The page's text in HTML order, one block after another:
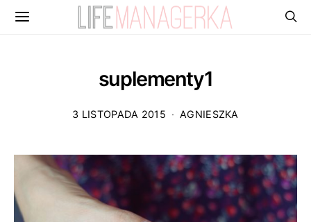
suplementy1
3 LISTOPADA 2015 AGNIESZKA